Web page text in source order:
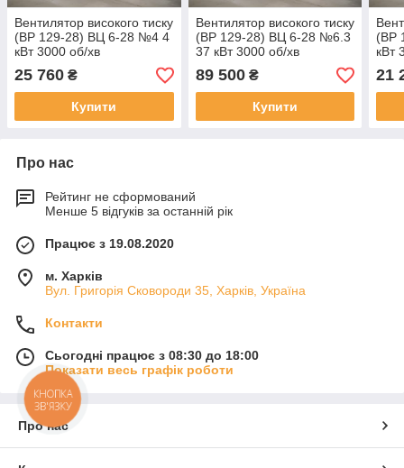
Вентилятор високого тиску
(ВР 129-28) ВЦ 6-28 №4 4
кВт 3000 об/хв
25 760 ₴
Купити
Вентилятор високого тиску
(ВР 129-28) ВЦ 6-28 №6.3
37 кВт 3000 об/хв
89 500₴
Купити
(ВР
кВт
21
Про нас
Рейтинг не сформований
Менше 5 відгуків за останній рік
Працює з 19.08.2020
м. Харків
Вул. Григорія Сковороди 35, Харків, Україна
Контакти
Сьогодні працює з 08:30 до 18:00
Показати весь графік роботи
Про нас
КНОПКА
ЗВ'ЯЗКУ